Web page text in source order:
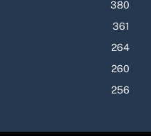
380
361
264
260
256